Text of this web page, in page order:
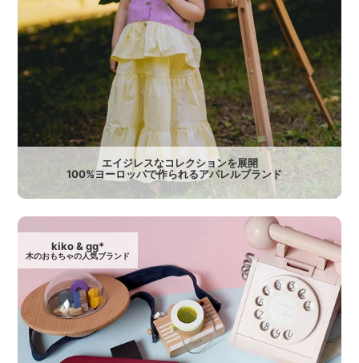
エイジレスなコレクションを展開
100%ヨーロッパで作られるアパレルブランド
kiko & gg*
木のおもちゃの人気ブランド